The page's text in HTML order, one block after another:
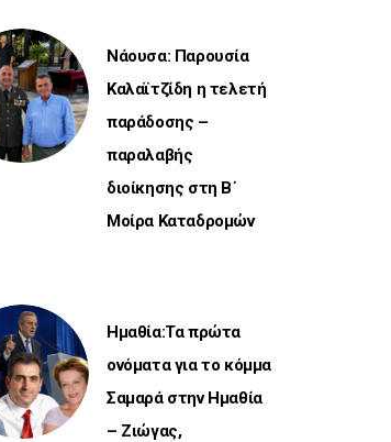
Νάουσα: Παρουσία
Καλαϊτζίδη η τελετή
παράδοσης –
παραλαβής
διοίκησης στη Β΄
Μοίρα Καταδρομών
Ημαθία:Τα πρώτα
ονόματα για το κόμμα
Σαμαρά στην Ημαθία
– Ζιώγας,